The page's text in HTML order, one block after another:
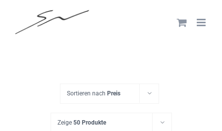
content
Sortieren nach Preis
Zeige 50 Produkte